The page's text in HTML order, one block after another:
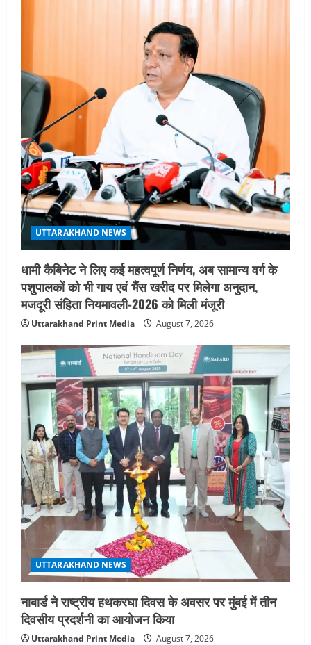
UTTARAKHAND NEWS
धामी कैबिनेट ने लिए कई महत्वपूर्ण निर्णय, अब सामान्य वर्ग के
पशुपालकों को भी गाय एवं भैंस खरीद पर मिलेगा अनुदान,
मजदूरी संहिता नियमावली-2026 को मिली मंजूरी
Uttarakhand Print Media August 7, 2026
UTTARAKHAND NEWS
नाबार्ड ने राष्ट्रीय हथकरघा दिवस के अवसर पर मुंबई में तीन
दिवसीय प्रदर्शनी का आयोजन किया
Uttarakhand Print Media August 7, 2026